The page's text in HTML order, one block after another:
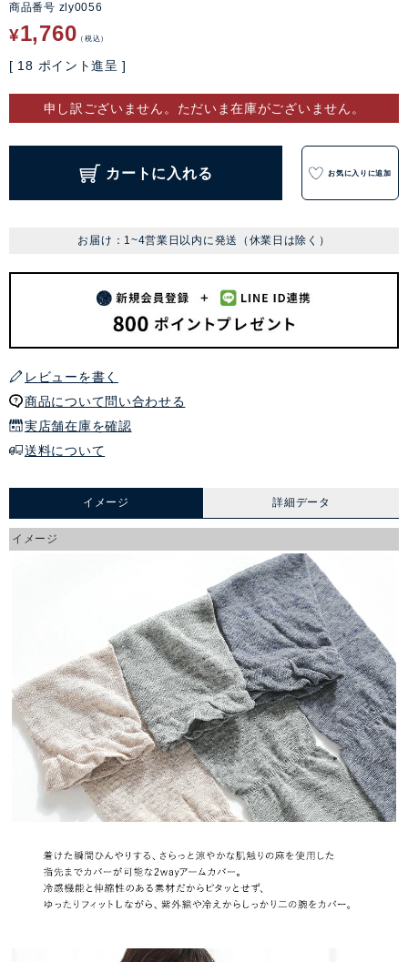
商品番号 zly0056
¥1,760 税込
[ 18 ポイント進呈 ]
申し訳ございません。ただいま在庫がございません。
カートに入れる お気に入りに追加
お届け：1~4営業日以内に発送（休業日は除く）
レビューを書く
商品について問い合わせる
実店舗在庫を確認
送料について
イメージ 詳細データ
イメージ